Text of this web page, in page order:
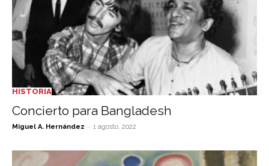
HISTORIA
Concierto para Bangladesh
Miguel A. Hernández - 1 agosto, 2022